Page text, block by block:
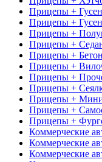
Прицепы +
Прицепы +
Прицепы +
Прицепы +
Прицепы +
Прицепы +
Прицепы +
Прицепы +
Прицепы +
Прицепы +
Прицепы +
Коммерческие
Коммерческие
Коммерческие